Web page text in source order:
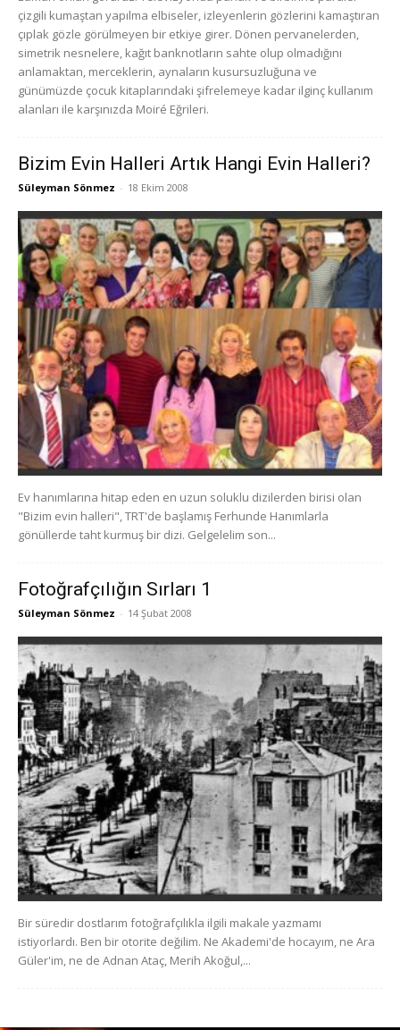
çizgili kumaştan yapılma elbiseler, izleyenlerin gözlerini kamaştıran
çıplak gözle görülmeyen bir etkiye girer. Dönen pervanelerden,
simetrik nesnelere, kağıt banknotların sahte olup olmadığını
anlamaktan, merceklerin, aynaların kusursuzluğuna ve
günümüzde çocuk kitaplarındaki şifrelemeye kadar ilginç kullanım
alanları ile karşınızda Moiré Eğrileri.
Bizim Evin Halleri Artık Hangi Evin Halleri?
Süleyman Sönmez - 18 Ekim 2008
Ev hanımlarına hitap eden en uzun soluklu dizilerden birisi olan
"Bizim evin halleri", TRT'de başlamış Ferhunde Hanımlarla
gönüllerde taht kurmuş bir dizi. Gelgelelim son...
Fotoğrafçılığın Sırları 1
Süleyman Sönmez - 14 Şubat 2008
Bir süredir dostlarım fotoğrafçılıkla ilgili makale yazmamı
istiyorlardı. Ben bir otorite değilim. Ne Akademi'de hocayım, ne Ara
Güler'im, ne de Adnan Ataç, Merih Akoğul,...